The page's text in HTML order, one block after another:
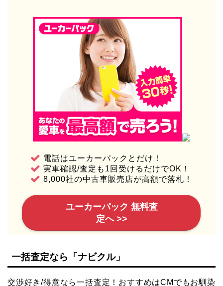
電話はユーカーパックとだけ！
実車確認/査定も1回受けるだけでOK！
8,000社の中古車販売店が高額で落札！
ユーカーパック 無料査
定へ >>
一括査定なら「ナビクル」
交渉好き/得意なら一括査定！おすすめはCMでもお馴染